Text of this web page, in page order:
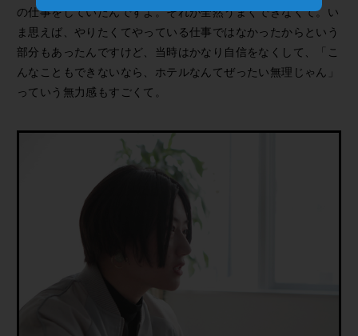
の仕事をしていたんですよ。それが全然うまくできなくて。い
ま思えば、やりたくてやっている仕事ではなかったからという
部分もあったんですけど、当時はかなり自信をなくして、「こ
んなこともできないなら、ホテルなんてぜったい無理じゃん」
っていう無力感もすごくて。